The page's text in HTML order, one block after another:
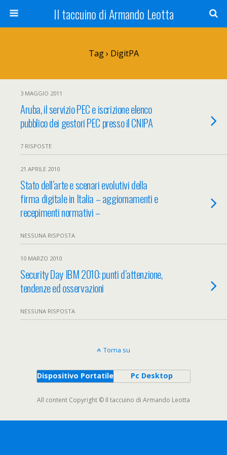
Il taccuino di Armando Leotta
Tag › DigitPA
3 MAGGIO 2011
Aruba, il servizio PEC e iscrizione elenco
pubblico dei gestori PEC presso il CNIPA
7 RISPOSTE
21 APRILE 2010
Stato dell’arte e scenari evolutivi della
firma digitale in Italia – aggiornamenti e
recepimenti normativi –
NESSUNA RISPOSTA
10 MARZO 2010
Security Day IBM 2010: punti d’attenzione,
tendenze ed osservazioni
NESSUNA RISPOSTA
Torna su
Dispositivo Portatile Pc Desktop
All content Copyright © Il taccuino di Armando Leotta